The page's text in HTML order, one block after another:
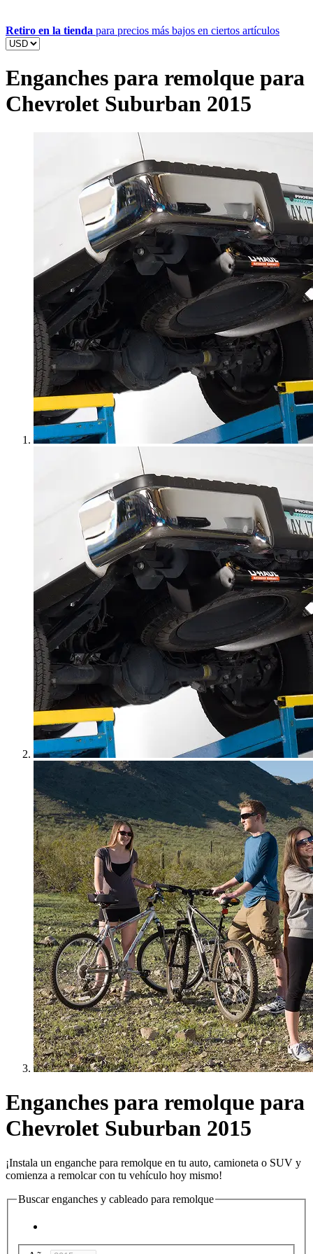
Retiro en la tienda para precios más bajos en ciertos artículos
Enganches para remolque para
Chevrolet Suburban 2015
Enganches para remolque para
Chevrolet Suburban 2015
¡Instala un enganche para remolque en tu auto, camioneta o SUV y
comienza a remolcar con tu vehículo hoy mismo!
Buscar enganches y cableado para remolque